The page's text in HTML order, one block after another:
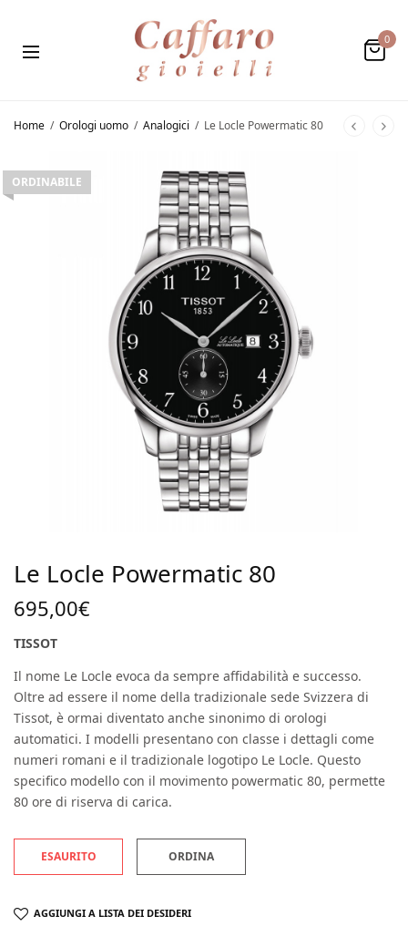
0
Home / Orologi uomo / Analogici / Le Locle Powermatic 80
ORDINABILE
Le Locle Powermatic 80
695,00€
TISSOT
Il nome Le Locle evoca da sempre affidabilità e successo.
Oltre ad essere il nome della tradizionale sede Svizzera di
Tissot, è ormai diventato anche sinonimo di orologi
automatici. I modelli presentano con classe i dettagli come
numeri romani e il tradizionale logotipo Le Locle. Questo
specifico modello con il movimento powermatic 80, permette
80 ore di riserva di carica.
ESAURITO ORDINA
AGGIUNGI A LISTA DEI DESIDERI